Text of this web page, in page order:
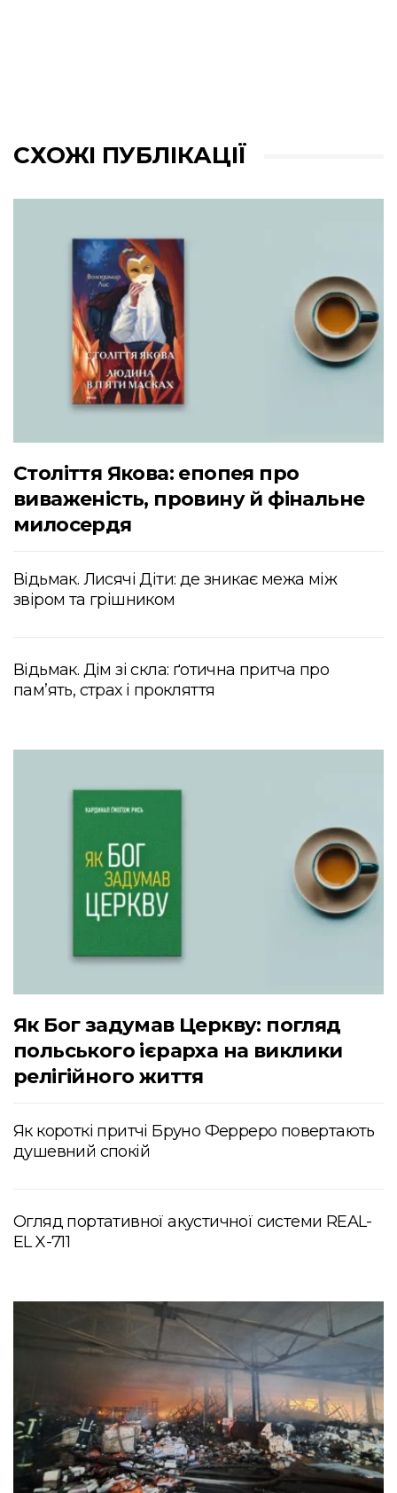
СХОЖІ ПУБЛІКАЦІЇ
Століття Якова: епопея про
виваженість, провину й фінальне
милосердя
Відьмак. Лисячі Діти: де зникає межа між
звіром та грішником
Відьмак. Дім зі скла: ґотична притча про
пам’ять, страх і прокляття
Як Бог задумав Церкву: погляд
польського ієрарха на виклики
релігійного життя
Як короткі притчі Бруно Ферреро повертають
душевний спокій
Огляд портативної акустичної системи REAL-
EL X-711